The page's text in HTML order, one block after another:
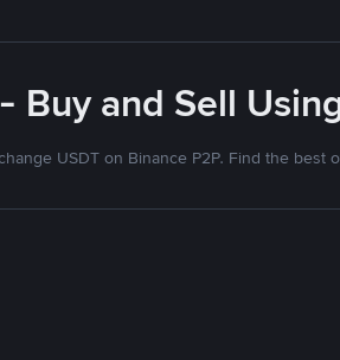
Buy and Sell
USDT on Binance P2P. Find the best